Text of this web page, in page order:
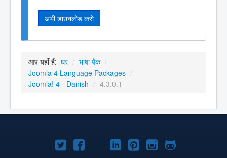
अभी डाउनलोड करो
आप यहाँ हैं: घर / भाषा पैक /
Joomla 4 Language Packages /
Joomla! 4 - Danish / 4.3.0.1
Joomla!Joomla!Joomla!
Joomla!Joomla!
Joomla!Joomla!